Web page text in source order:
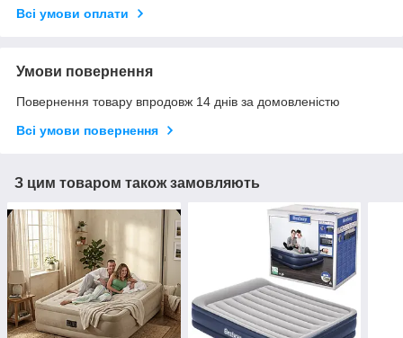
Всі умови оплати
Умови повернення
Повернення товару впродовж 14 днів за домовленістю
Всі умови повернення
З цим товаром також замовляють